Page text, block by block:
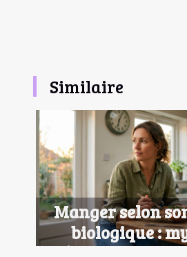
Similaire
Manger selon
biologique :